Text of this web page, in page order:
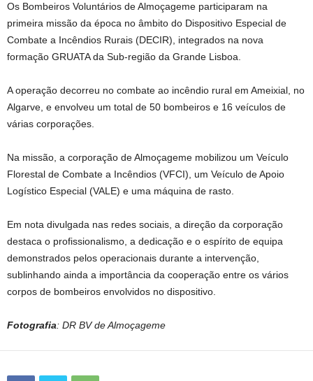
Os Bombeiros Voluntários de Almoçageme participaram na
primeira missão da época no âmbito do Dispositivo Especial de
Combate a Incêndios Rurais (DECIR), integrados na nova
formação GRUATA da Sub-região da Grande Lisboa.
A operação decorreu no combate ao incêndio rural em Ameixial, no
Algarve, e envolveu um total de 50 bombeiros e 16 veículos de
várias corporações.
Na missão, a corporação de Almoçageme mobilizou um Veículo
Florestal de Combate a Incêndios (VFCI), um Veículo de Apoio
Logístico Especial (VALE) e uma máquina de rasto.
Em nota divulgada nas redes sociais, a direção da corporação
destaca o profissionalismo, a dedicação e o espírito de equipa
demonstrados pelos operacionais durante a intervenção,
sublinhando ainda a importância da cooperação entre os vários
corpos de bombeiros envolvidos no dispositivo.
Fotografia: DR BV de Almoçageme